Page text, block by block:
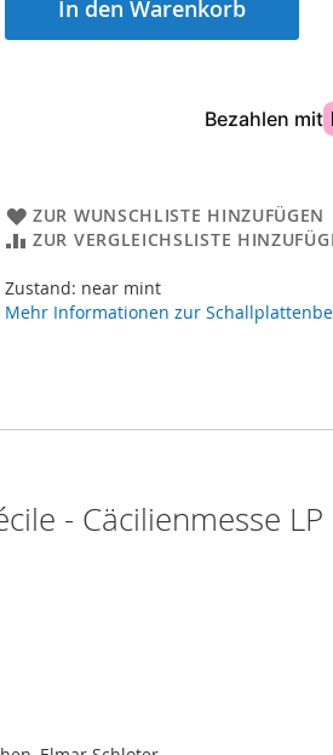
In den Warenkorb
ZUR WUNSCHLISTE HINZUFÜGEN
ZUR VERGLEICHSLISTE
Zustand: near mint
Mehr Informationen zur
- Cäcilienmesse LP